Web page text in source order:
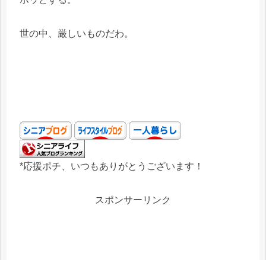
世の中、厳しいものだわ。
*応援ポチ、いつもありがとうございます！
スポンサーリンク